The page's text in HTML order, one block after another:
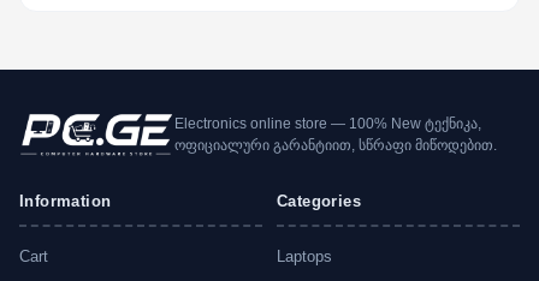
Electronics online store — 100% New ტექნიკა,
ოფიციალური გარანტიით, სწრაფი მიწოდებით.
Information
Cart
Categories
Laptops